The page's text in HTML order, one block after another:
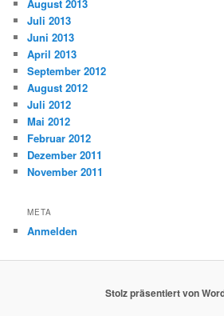
August 2013
Juli 2013
Juni 2013
April 2013
September 2012
August 2012
Juli 2012
Mai 2012
Februar 2012
Dezember 2011
November 2011
META
Anmelden
Stolz präsentiert von